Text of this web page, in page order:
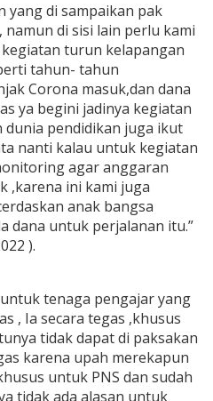
yang di sampaikan pak
di sisi lain perlu kami
turun kelapangan
tahun- tahun
Corona masuk,dan dana
ya begini jadinya kegiatan
pendidikan juga ikut
nanti kalau untuk kegiatan
agar anggaran
,karena ini kami juga
anak bangsa
dana untuk perjalanan itu.”
).
tenaga pengajar yang
, Ia secara tegas ,khusus
tidak dapat di paksakan
karena upah merekapun
untuk PNS dan sudah
tidak ada alasan untuk